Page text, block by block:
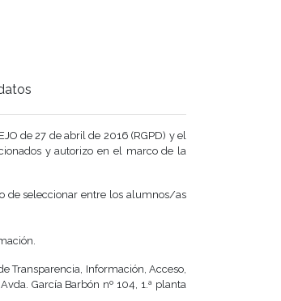
de 27 de abril de 2016 (RGPD) y el
y autorizo en el marco de la
de seleccionar entre los alumnos/as
Transparencia, Información, Acceso,
García Barbón nº 104, 1.ª planta